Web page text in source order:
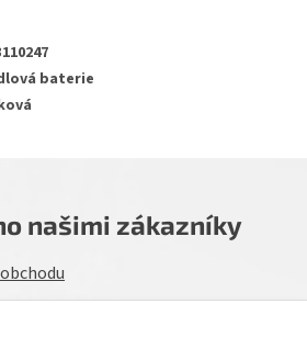
baterie
našimi zákazníky